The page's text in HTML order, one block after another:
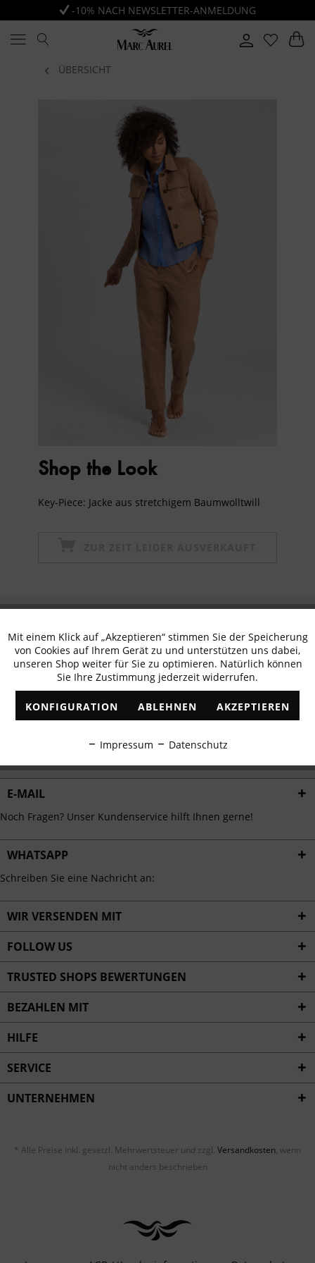
-10% NACH NEWSLETTER-ANMELDUNG
ÜBERSICHT
Shop the Look
Key-Piece: Jacke aus stretchigem Baumwolltwill
erhalten
✓ Exklusive Angebote ✓ Die aktuellsten Trends
E-MAIL
Noch Fragen? Unser Kundenservice hilft Ihnen gerne!
WHATSAPP
Schreiben Sie eine Nachricht an:
WIR VERSENDEN MIT
FOLLOW US
TRUSTED SHOPS BEWERTUNGEN
BEZAHLEN MIT
HILFE
SERVICE
UNTERNEHMEN
* Alle Preise inkl. gesetzl. Mehrwertsteuer und zzgl. Versandkosten, wenn
nicht anders beschrieben
Funktionale Aktiv
Marketing Inaktiv
Tracking Inaktiv
Personalisierung Inaktiv
Service
Mit einem Klick auf „Akzeptieren“ stimmen Sie der Speicherung
von Cookies auf Ihrem Gerät zu und unterstützen uns dabei,
unseren Shop weiter für Sie zu optimieren. Natürlich können
Sie Ihre Zustimmung jederzeit widerrufen.
KONFIGURATION ABLEHNEN AKZEPTIEREN
Impressum Datenschutz